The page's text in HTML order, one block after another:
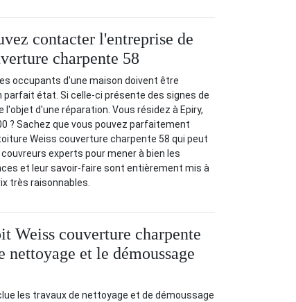
contacter l'entreprise de
charpente 58
occupants d'une maison doivent être
parfait état. Si celle-ci présente des signes de
d'une réparation. Vous résidez à Epiry,
? Sachez que vous pouvez parfaitement
Weiss couverture charpente 58 qui peut
experts pour mener à bien les
et leur savoir-faire sont entièrement mis à
très raisonnables.
Weiss couverture charpente
nettoyage et le démoussage
les travaux de nettoyage et de démoussage